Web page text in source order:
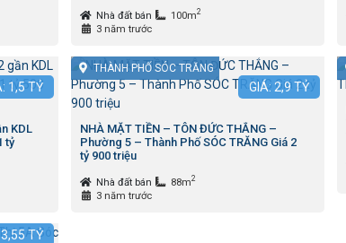
Nhà đất bán 100m2
3 năm trước
1,5 TỶ
KDL
tỷ
THÀNH PHỐ SÓC TRĂNG
GIÁ: 2,9TỶ
NHÀ MẶT TIỀN – TÔN ĐỨC THẮNG –
Phường 5 – Thành Phố SÓC TRĂNG Giá 2
tỷ 900 triệu
Nhà đất bán 88m2
3 năm trước
3,55TỶ